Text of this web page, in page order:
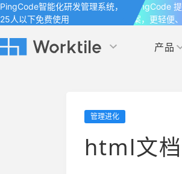
PingCode智能化研发管理系统，
25人以下免费使用
PingCode
案，更轻便
产品
以项目化的方式管理企业任务
Worktile 旗下智能化研发管理
Worktile 旗下智能化研发管理
全面了解 Worktile 的使用方法和技巧
Worktile 旗下智能化研发管理
管理进化
html文